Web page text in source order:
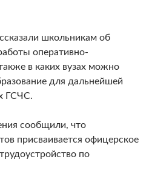
школьникам об
оперативно-
в каких вузах можно
для дальнейшей
ГСЧС.
сообщили, что
присваивается офицерское
по